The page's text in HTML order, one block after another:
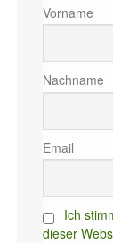
Vorname
Nachname
Email
Ich
dieser